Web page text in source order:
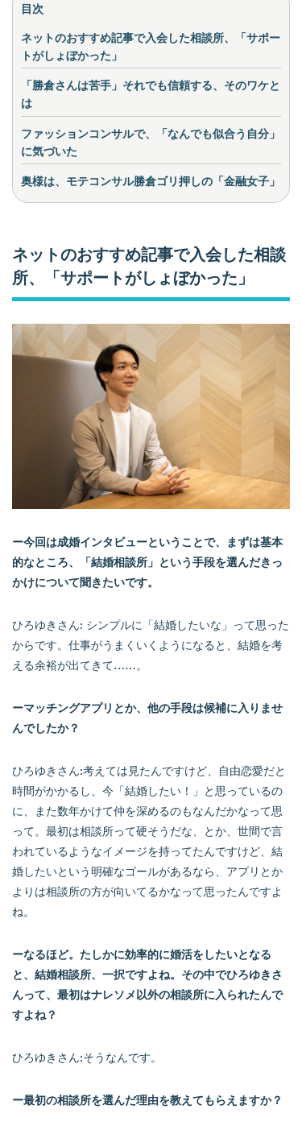
目次
ネットのおすすめ記事で入会した相談所、「サポー
トがしょぼかった」
「勝倉さんは苦手」それでも信頼する、そのワケと
は
ファッションコンサルで、「なんでも似合う自分」
に気づいた
奥様は、モテコンサル勝倉ゴリ押しの「金融女子」
ネットのおすすめ記事で入会した相談
所、「サポートがしょぼかった」
ー今回は成婚インタビューということで、まずは基本
的なところ、「結婚相談所」という手段を選んだきっ
かけについて聞きたいです。
ひろゆきさん: シンプルに「結婚したいな」って思った
からです。仕事がうまくいくようになると、結婚を考
える余裕が出てきて……。
ーマッチングアプリとか、他の手段は候補に入りませ
んでしたか？
ひろゆきさん:考えては見たんですけど、自由恋愛だと
時間がかかるし、今「結婚したい！」と思っているの
に、また数年かけて仲を深めるのもなんだかなって思
って。最初は相談所って硬そうだな、とか、世間で言
われているようなイメージを持ってたんですけど、結
婚したいという明確なゴールがあるなら、アプリとか
よりは相談所の方が向いてるかなって思ったんですよ
ね。
ーなるほど。たしかに効率的に婚活をしたいとなる
と、結婚相談所、一択ですよね。その中でひろゆきさ
んって、最初はナレソメ以外の相談所に入られたんで
すよね？
ひろゆきさん:そうなんです。
ー最初の相談所を選んだ理由を教えてもらえますか？